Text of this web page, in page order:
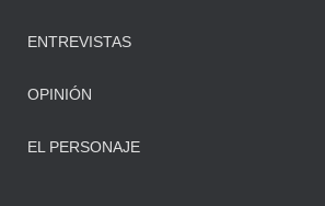
ENTREVISTAS
OPINIÓN
EL PERSONAJE